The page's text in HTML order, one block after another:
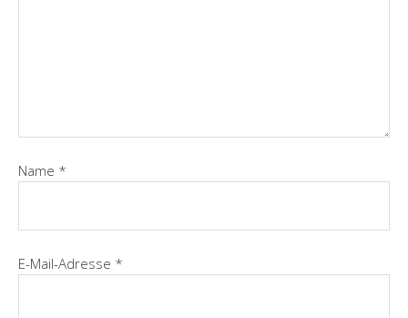
Name *
E-Mail-Adresse *